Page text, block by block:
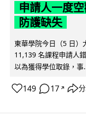
申請人一度
防護缺失
東華學院今日（5 日）
11,139 名課程申請人
以為獲得學位取錄，事
149 17 ↗